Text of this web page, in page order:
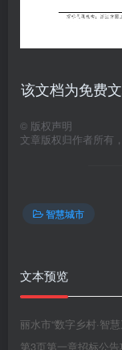
该文档为免费
© 版权声明
文章版权归作者所有
智慧城市
文本预览
丽水市“数字乡村·智
第3页第一章招标公